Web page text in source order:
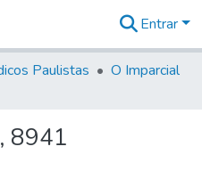
na
Entrar
Paulistas
O Imparcial
8941